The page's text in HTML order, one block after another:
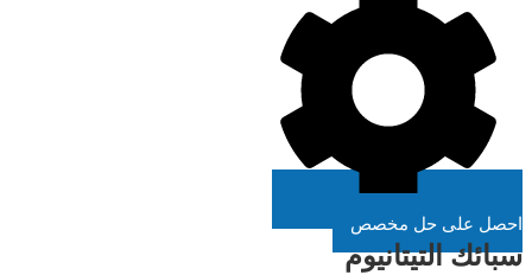
احصل على حل مخصص
سبائك التيتانيوم